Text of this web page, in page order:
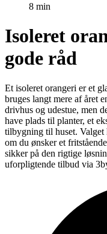
8 min
Isoleret
gode råd
Et isoleret orangeri er et
bruges langt mere af året
drivhus og udestue, men
have plads til planter, et
tilbygning til huset. Valget
om du ønsker et
sikker på den rigtige
uforpligtende tilbud via